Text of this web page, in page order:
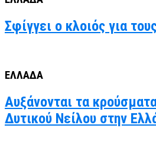
Σφίγγει ο κλοιός για
ΕΛΛΑΔΑ
Αυξάνονται τα
Δυτικού Νείλου στην